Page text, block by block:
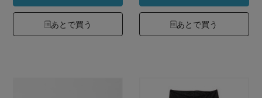
あとで買う あとで買う